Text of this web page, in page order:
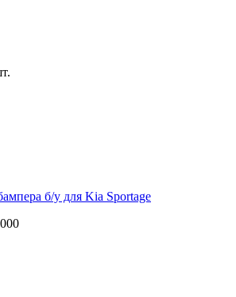
б/у для Kia Sportage